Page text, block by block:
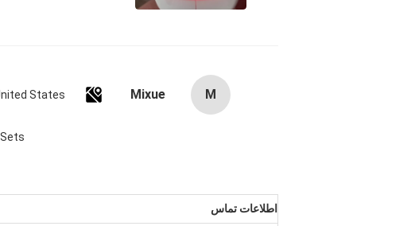
M
Mixue
States
اطلاعات تماس